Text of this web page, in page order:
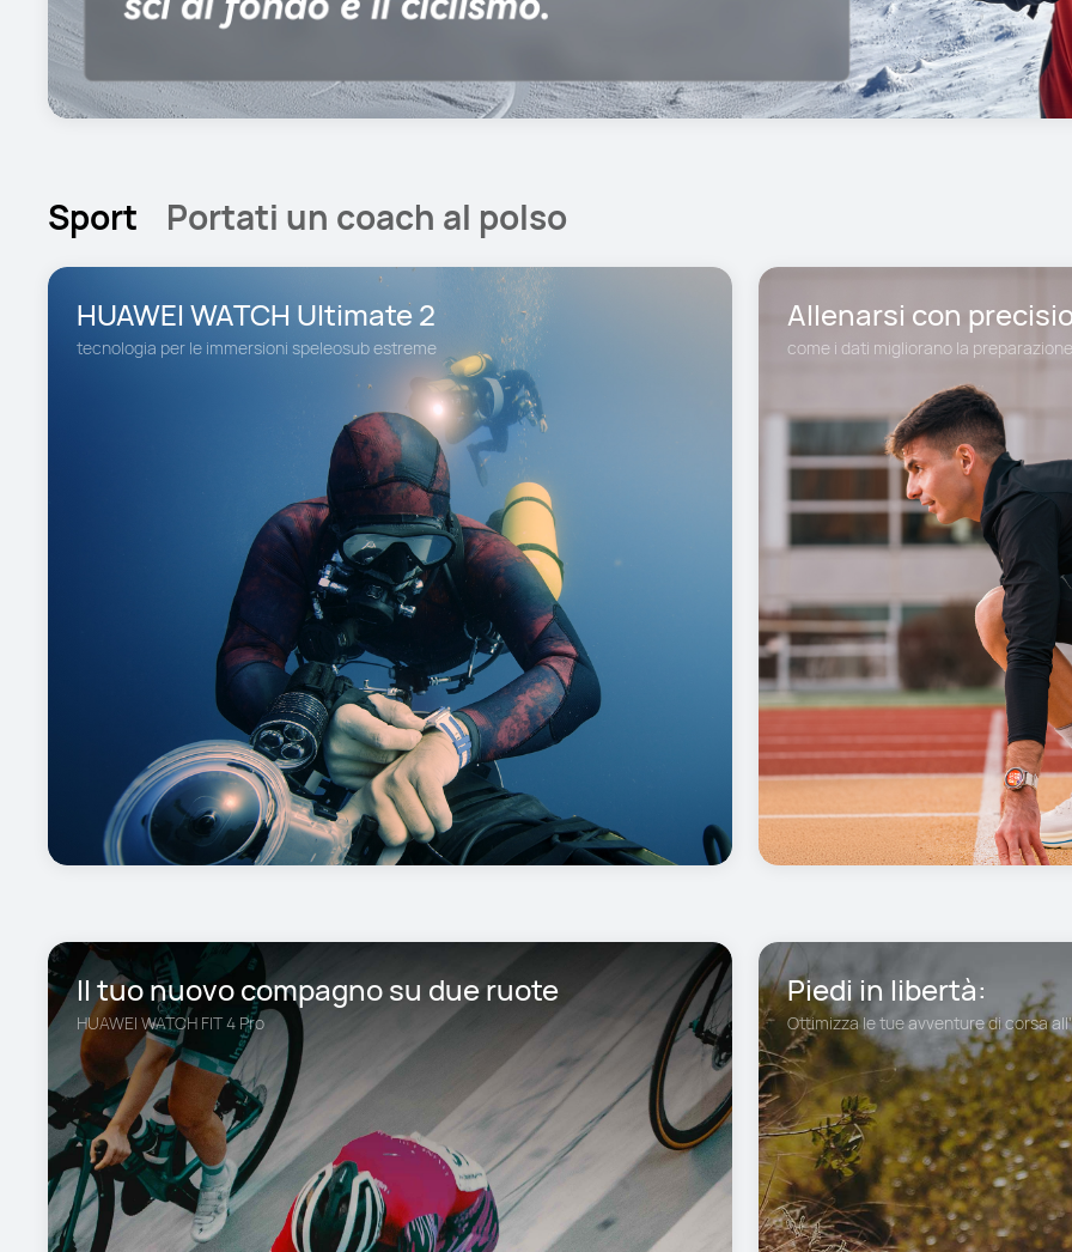
Sport Portati un coach al polso
HUAWEI WATCH Ultimate 2
tecnologia per le immersioni speleosub estreme
Allenarsi con
come i dati migliorano la
Il tuo nuovo compagno su due ruote
HUAWEI WATCH FIT 4 Pro Ottimizza le tue avventure di corsa